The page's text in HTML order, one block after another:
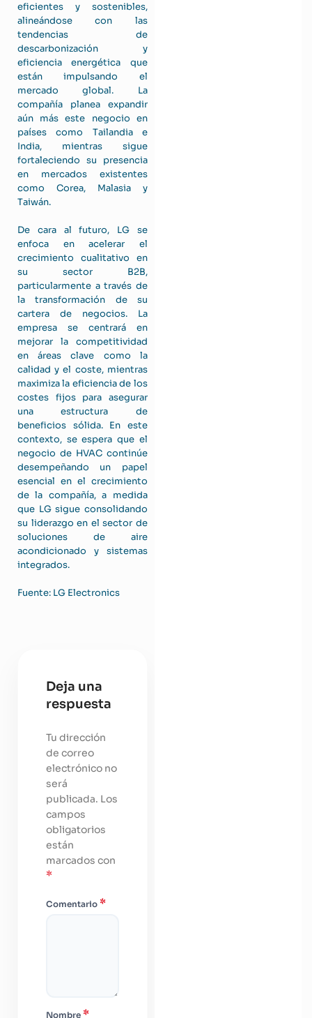
eficientes y sostenibles,
alineándose con las
tendencias de
descarbonización y
eficiencia energética que
están impulsando el
mercado global. La
compañía planea expandir
aún más este negocio en
países como Tailandia e
India, mientras sigue
fortaleciendo su presencia
en mercados existentes
como Corea, Malasia y
Taiwán.
De cara al futuro, LG se
enfoca en acelerar el
crecimiento cualitativo en
su sector B2B,
particularmente a través de
la transformación de su
cartera de negocios. La
empresa se centrará en
mejorar la competitividad
en áreas clave como la
calidad y el coste, mientras
maximiza la eficiencia de los
costes fijos para asegurar
una estructura de
beneficios sólida. En este
contexto, se espera que el
negocio de HVAC continúe
desempeñando un papel
esencial en el crecimiento
de la compañía, a medida
que LG sigue consolidando
su liderazgo en el sector de
soluciones de aire
acondicionado y sistemas
integrados.
Fuente: LG Electronics
Deja una
respuesta
Tu dirección
de correo
electrónico no
será
publicada. Los
campos
obligatorios
están
marcados con
*
Comentario *
Nombre *